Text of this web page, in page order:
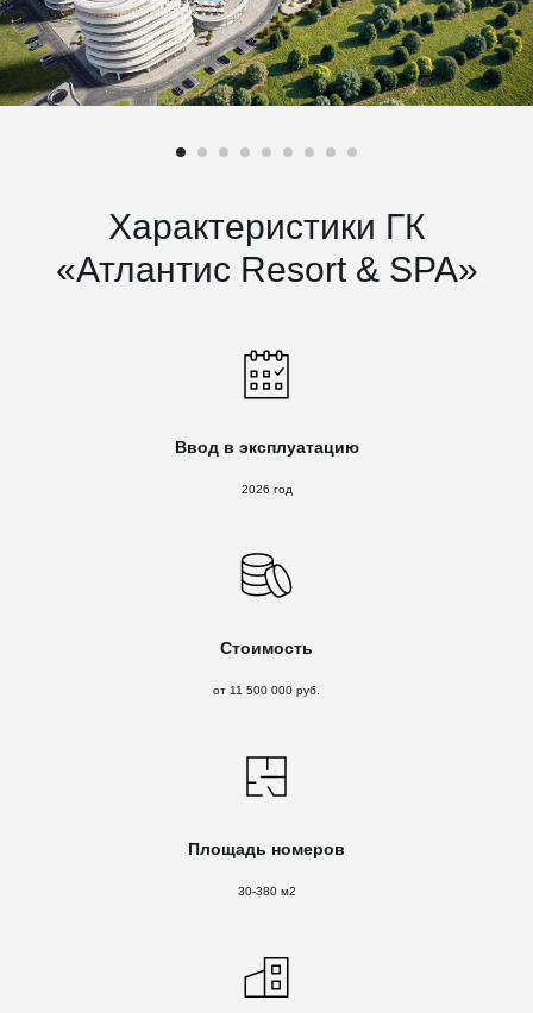
Характеристики ГК
«Атлантис Resort & SPA»
Ввод в эксплуатацию
2026 год
Стоимость
от 11 500 000 руб.
Площадь номеров
30-380 м2